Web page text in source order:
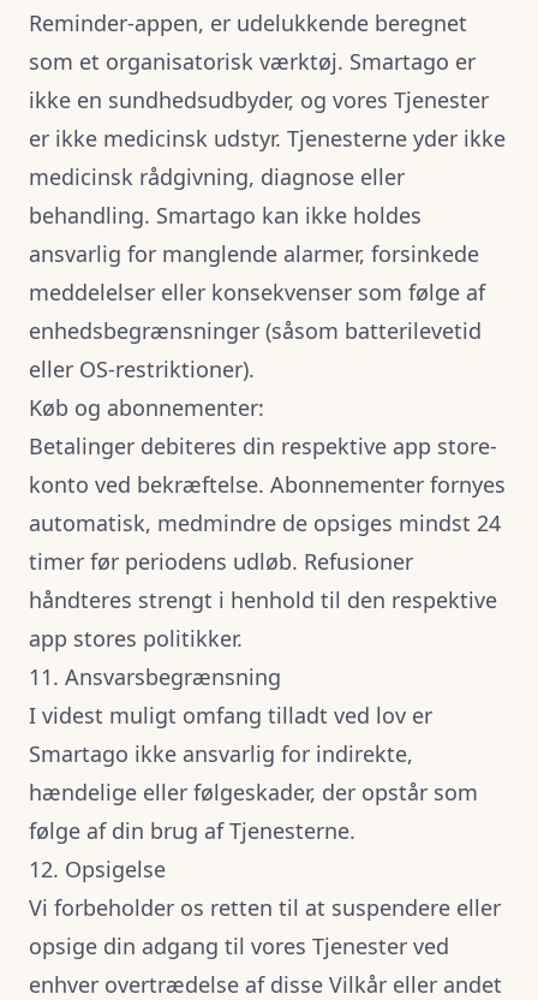
Reminder-appen, er udelukkende beregnet
som et organisatorisk værktøj. Smartago er
ikke en sundhedsudbyder, og vores Tjenester
er ikke medicinsk udstyr. Tjenesterne yder ikke
medicinsk rådgivning, diagnose eller
behandling. Smartago kan ikke holdes
ansvarlig for manglende alarmer, forsinkede
meddelelser eller konsekvenser som følge af
enhedsbegrænsninger (såsom batterilevetid
eller OS-restriktioner).
Køb og abonnementer:
Betalinger debiteres din respektive app store-
konto ved bekræftelse. Abonnementer fornyes
automatisk, medmindre de opsiges mindst 24
timer før periodens udløb. Refusioner
håndteres strengt i henhold til den respektive
app stores politikker.
11. Ansvarsbegrænsning
I videst muligt omfang tilladt ved lov er
Smartago ikke ansvarlig for indirekte,
hændelige eller følgeskader, der opstår som
følge af din brug af Tjenesterne.
12. Opsigelse
Vi forbeholder os retten til at suspendere eller
opsige din adgang til vores Tjenester ved
enhver overtrædelse af disse Vilkår eller andet